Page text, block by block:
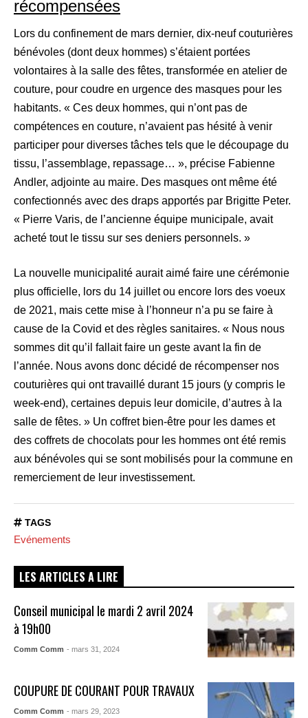
récompensées
Lors du confinement de mars dernier, dix-neuf couturières
bénévoles (dont deux hommes) s’étaient portées
volontaires à la salle des fêtes, transformée en atelier de
couture, pour coudre en urgence des masques pour les
habitants. « Ces deux hommes, qui n’ont pas de
compétences en couture, n’avaient pas hésité à venir
participer pour diverses tâches tels que le découpage du
tissu, l’assemblage, repassage… », précise Fabienne
Andler, adjointe au maire. Des masques ont même été
confectionnés avec des draps apportés par Brigitte Peter.
« Pierre Varis, de l’ancienne équipe municipale, avait
acheté tout le tissu sur ses deniers personnels. »
La nouvelle municipalité aurait aimé faire une cérémonie
plus officielle, lors du 14 juillet ou encore lors des voeux
de 2021, mais cette mise à l’honneur n’a pu se faire à
cause de la Covid et des règles sanitaires. « Nous nous
sommes dit qu’il fallait faire un geste avant la fin de
l’année. Nous avons donc décidé de récompenser nos
couturières qui ont travaillé durant 15 jours (y compris le
week-end), certaines depuis leur domicile, d’autres à la
salle de fêtes. » Un coffret bien-être pour les dames et
des coffrets de chocolats pour les hommes ont été remis
aux bénévoles qui se sont mobilisés pour la commune en
remerciement de leur investissement.
TAGS
Evénements
LES ARTICLES A LIRE
Conseil municipal le mardi 2 avril 2024
à 19h00
Comm Comm - mars 31, 2024
COUPURE DE COURANT POUR TRAVAUX
Comm Comm - mars 29, 2023